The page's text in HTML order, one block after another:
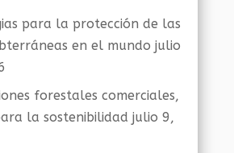
para la protección de las
en el mundo julio
forestales comerciales,
la sostenibilidad julio 9,